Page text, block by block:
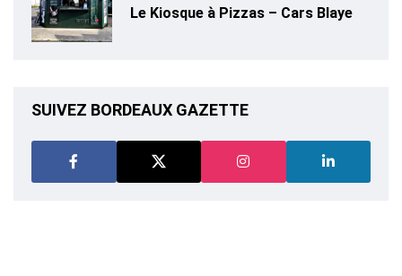
Le Kiosque à Pizzas – Cars Blaye
SUIVEZ BORDEAUX GAZETTE